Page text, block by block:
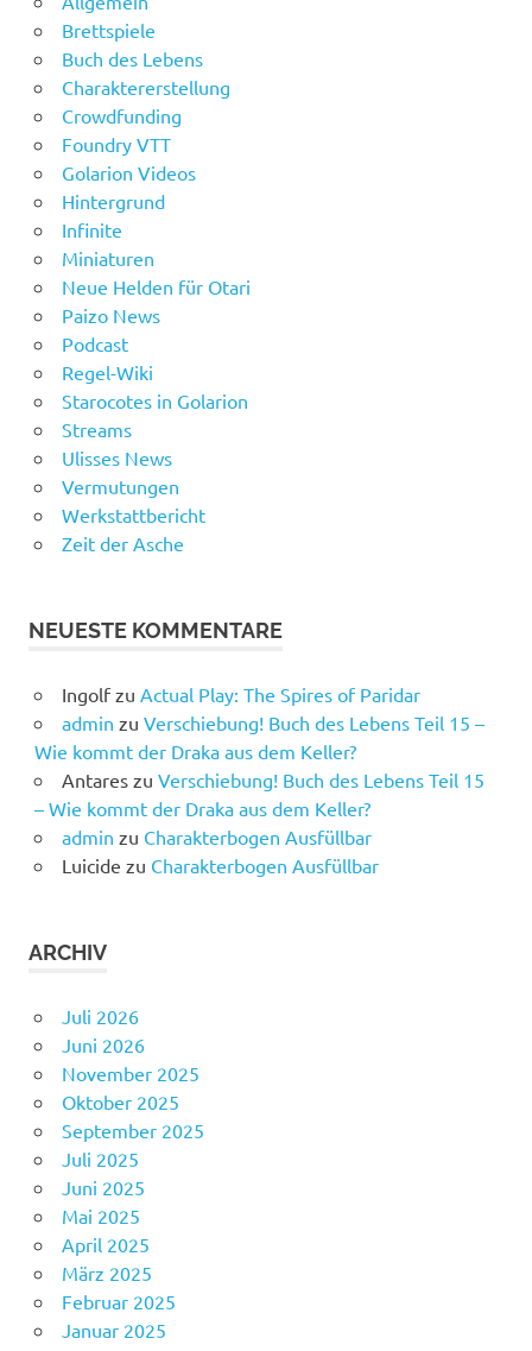
Brettspiele
Buch des Lebens
Charaktererstellung
Crowdfunding
Foundry VTT
Golarion Videos
Hintergrund
Infinite
Miniaturen
Neue Helden für Otari
Paizo News
Podcast
Regel-Wiki
Starocotes in Golarion
Streams
Ulisses News
Vermutungen
Werkstattbericht
Zeit der Asche
NEUESTE KOMMENTARE
Ingolfzu Actual Play: The Spires of Paridar
admin zu Verschiebung! Buch des Lebens Teil 15 –
Wie kommt der Draka aus dem Keller?
Antareszu Verschiebung! Buch des Lebens Teil 15
– Wie kommt der Draka aus dem Keller?
admin zu Charakterbogen Ausfüllbar
Luicide zu Charakterbogen Ausfüllbar
ARCHIV
Juli 2026
Juni 2026
November 2025
Oktober 2025
September 2025
Juli 2025
Juni 2025
Mai 2025
April 2025
März 2025
Februar 2025
Januar 2025